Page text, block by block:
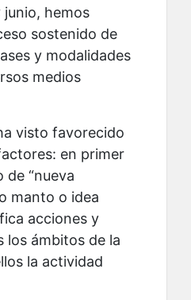
junio, hemos
sostenido de
y modalidades
medios
visto favorecido
en primer
de “nueva
manto o idea
acciones y
los ámbitos de la
la actividad